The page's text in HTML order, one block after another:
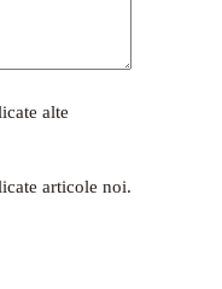
alte
articole noi.